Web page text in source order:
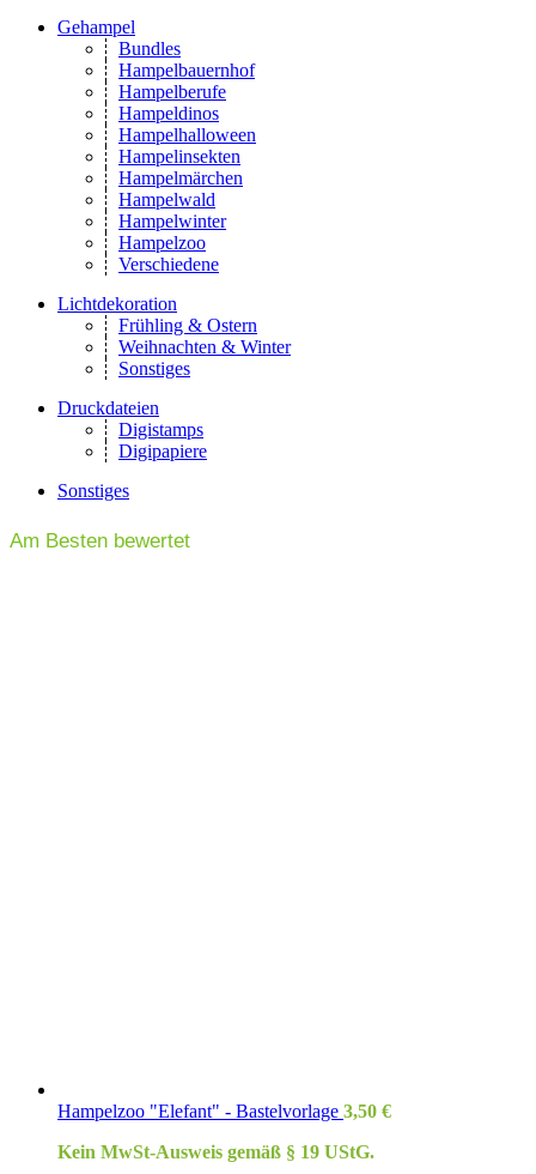
Gehampel
Bundles
Hampelbauernhof
Hampelberufe
Hampeldinos
Hampelhalloween
Hampelinsekten
Hampelmärchen
Hampelwald
Hampelwinter
Hampelzoo
Verschiedene
Lichtdekoration
Frühling & Ostern
Weihnachten & Winter
Sonstiges
Druckdateien
Digistamps
Digipapiere
Sonstiges
Am Besten bewertet
Hampelzoo "Elefant" - Bastelvorlage 3,50 €
Kein MwSt-Ausweis gemäß § 19 UStG.